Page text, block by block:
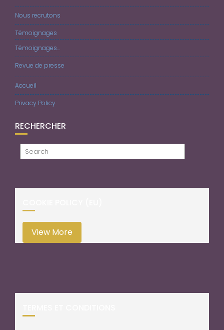
Nous recrutons
Témoignages
Témoignages…
Revue de presse
Accueil
Privacy Policy
RECHERCHER
View More